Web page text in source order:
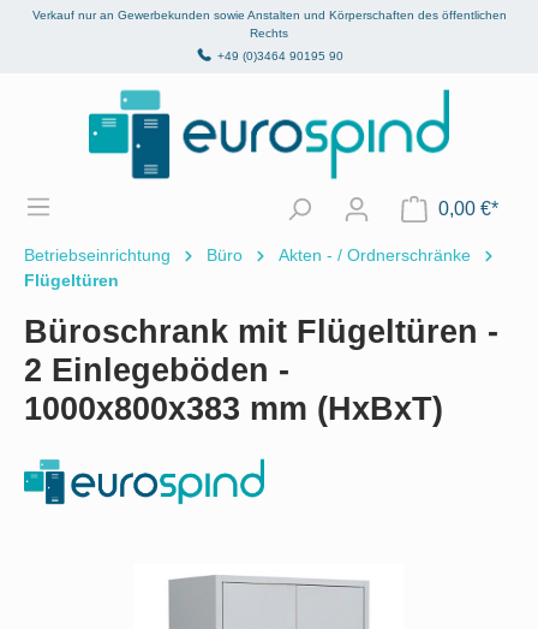
springen
Verkauf nur an Gewerbekunden sowie Anstalten und Körperschaften des öffentlichen
Rechts
+49 (0)3464 90195 90
0,00 €*
Betriebseinrichtung Büro
Akten - / Ordnerschränke
Flügeltüren
Büroschrank mit Flügeltüren -
2 Einlegeböden -
1000x800x383 mm (HxBxT)
Bildergalerie überspringen